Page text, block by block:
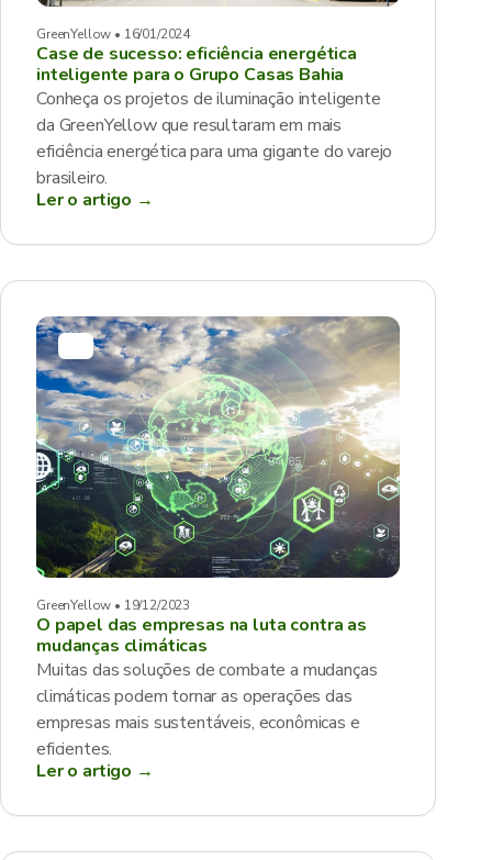
GreenYellow • 16/01/2024
Case de sucesso: eficiência energética
inteligente para o Grupo Casas Bahia
Conheça os projetos de iluminação inteligente
da GreenYellow que resultaram em mais
eficiência energética para uma gigante do varejo
brasileiro.
Ler o artigo →
GreenYellow • 19/12/2023
O papel das empresas na luta contra as
mudanças climáticas
Muitas das soluções de combate a mudanças
climáticas podem tornar as operações das
empresas mais sustentáveis, econômicas e
eficientes.
Ler o artigo →